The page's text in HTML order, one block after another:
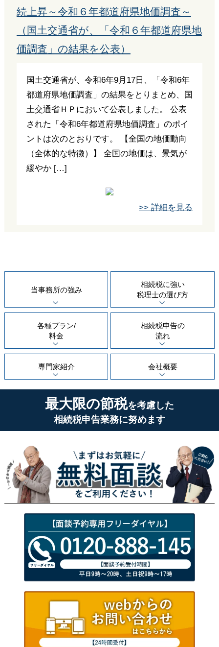
続上昇～令和６年都道府県地価調査～
（国土交通省が、「令和６年都道府県地
価調査」の結果を公表）
国土交通省が、令和6年9月17日、「令和6年
都道府県地価調査」の結果をとりまとめ、国
土交通省ＨＰにおいて公表しました。 公表
された「令和6年都道府県地価調査」のポイ
ントは次のとおりです。 【全国の地価動向
（全体的な特徴）】 全国の地価は、景気が
緩やか […]
>> 詳細を見る
当事務所の強み
相続税に強い
税理士の選び方
各種プラン/
料金
相続税申告の
流れ
専門家紹介 会社概要
最大限の節税を考慮した
相続税申告業務に努めます